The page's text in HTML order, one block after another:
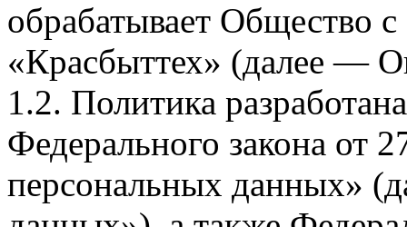
обрабатывает Общество
«Красбыттех» (далее —
1.2. Политика
Федерального закона
персональных данных»